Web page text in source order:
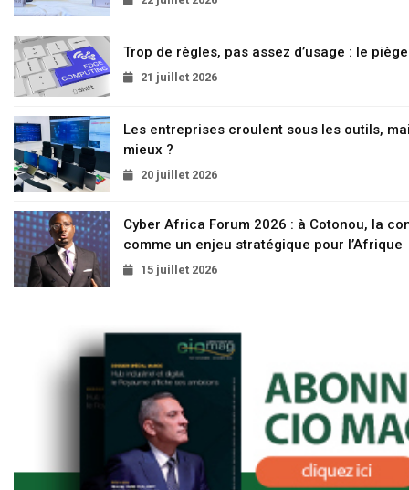
Trop de règles, pas assez d’usage : le
21 juillet 2026
Les entreprises croulent sous les outils,
mieux ?
20 juillet 2026
Cyber Africa Forum 2026 : à Cotonou, la
comme un enjeu stratégique pour l’Afrique
15 juillet 2026